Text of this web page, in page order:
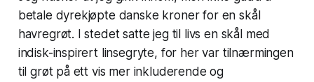
betale dyrekjøpte danske kroner for en skål
havregrøt. I stedet satte jeg til livs en skål med
indisk-inspirert linsegryte, for her var tilnærmingen
til grøt på ett vis mer inkluderende og